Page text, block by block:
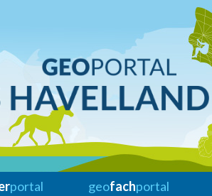
portal geofachportal